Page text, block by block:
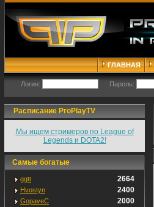
ГЛАВНАЯ
Логин: Пароль:
Расписание ProPlayTV
Мы ищем стримеров по League of
Legends и DOTA2!
Самые богатые
ggtt 2664
Hvostyn 2400
GopaveC 2000